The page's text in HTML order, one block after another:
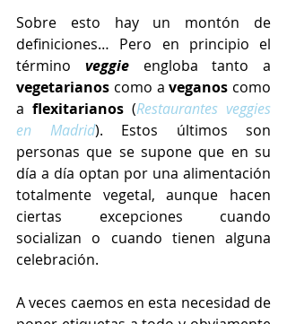
Sobre esto hay un montón de
definiciones… Pero en principio el
término veggie
vegetarianos como a veganos como
a flexitarianos (Restaurantes veggies
en Madrid). Estos últimos son
personas que se supone que en su
día a día optan por una alimentación
totalmente vegetal, aunque hacen
ciertas excepciones cuando
socializan o cuando tienen alguna
celebración.
A veces caemos en esta necesidad de